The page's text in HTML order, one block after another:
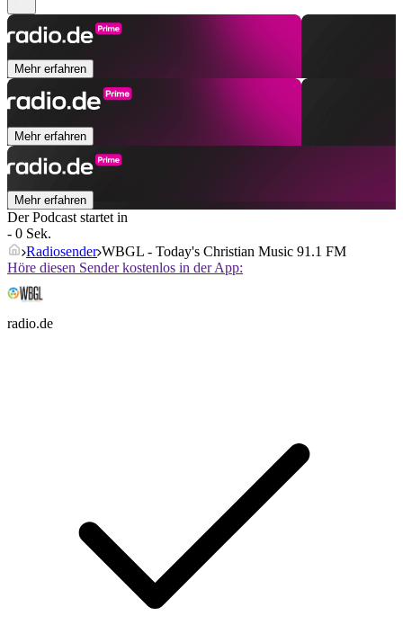
Mehr erfahren
Mehr erfahren
Mehr erfahren
Der Podcast startet in
- 0 Sek.
Radiosender WBGL - Today's Christian Music 91.1 FM
Höre diesen Sender kostenlos in der App:
radio.de